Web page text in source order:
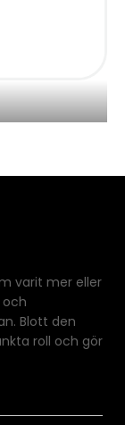
varit mer eller
Blott den
roll och gör